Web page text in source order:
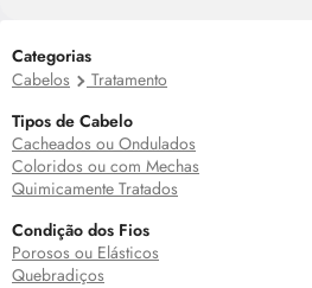
Categorias
Cabelos
Tratamento
Tipos de Cabelo
Cacheados ou Ondulados
Coloridos ou com Mechas
Quimicamente Tratados
Condição dos Fios
Porosos ou Elásticos
Quebradiços